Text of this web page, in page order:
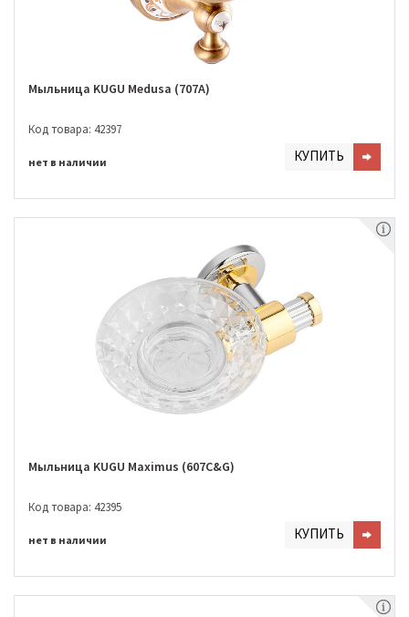
Мыльница KUGU Medusa (707A)
Код товара: 42397
нет в наличии КУПИТЬ
Мыльница KUGU Maximus (607C&G)
Код товара: 42395
нет в наличии КУПИТЬ